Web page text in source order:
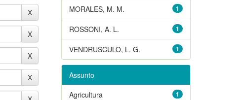
1
MORALES, M. M.
1
ROSSONI, A. L.
1
VENDRUSCULO, L. G.
Assunto
1
Agricultura